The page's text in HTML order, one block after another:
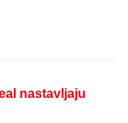
nastavljaju